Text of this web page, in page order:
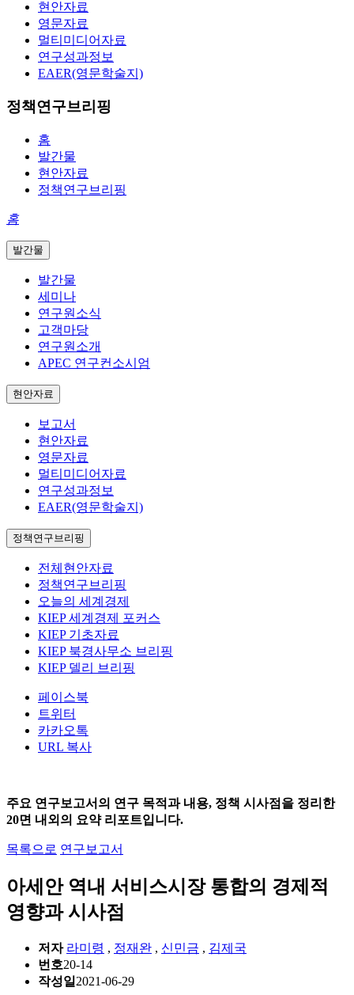
현안자료
영문자료
멀티미디어자료
연구성과정보
EAER(영문학술지)
정책연구브리핑
홈
발간물
현안자료
정책연구브리핑
홈
발간물
발간물
세미나
연구원소식
고객마당
연구원소개
APEC 연구컨소시엄
현안자료
보고서
현안자료
영문자료
멀티미디어자료
연구성과정보
EAER(영문학술지)
정책연구브리핑
전체현안자료
정책연구브리핑
오늘의 세계경제
KIEP 세계경제 포커스
KIEP 기초자료
KIEP 북경사무소 브리핑
KIEP 델리 브리핑
페이스북
트위터
카카오톡
URL 복사
주요 연구보고서의 연구 목적과 내용, 정책 시사점을 정리한
20면 내외의 요약 리포트입니다.
목록으로 연구보고서
아세안 역내 서비스시장 통합의 경제적
영향과 시사점
저자 라미령 , 정재완 , 신민금 , 김제국
번호20-14
작성일 2021-06-29